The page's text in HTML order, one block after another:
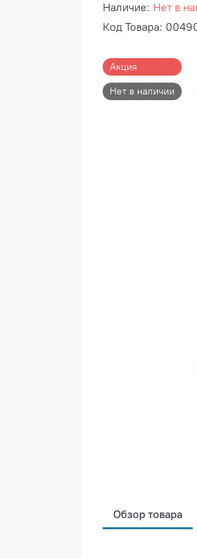
Наличие: Нет в
Код Товара:
Акция
Нет в наличии
Обзор товара